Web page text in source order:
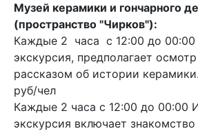
Музей керамики и гончарного
(пространство "Чирков"):
Каждые 2 часа с 12:00 до 00:00
экскурсия, предполагает
рассказом об истории
руб/чел
Каждые 2 часа с 12:00 до 00:00
экскурсия включает